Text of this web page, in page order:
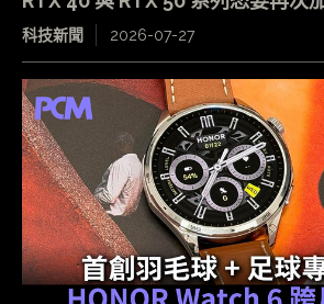
科技新聞 2026-07-27